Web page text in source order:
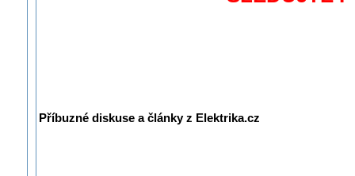
Příbuzné diskuse a články z Elektrika.cz